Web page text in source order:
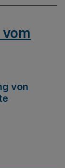
vom
von